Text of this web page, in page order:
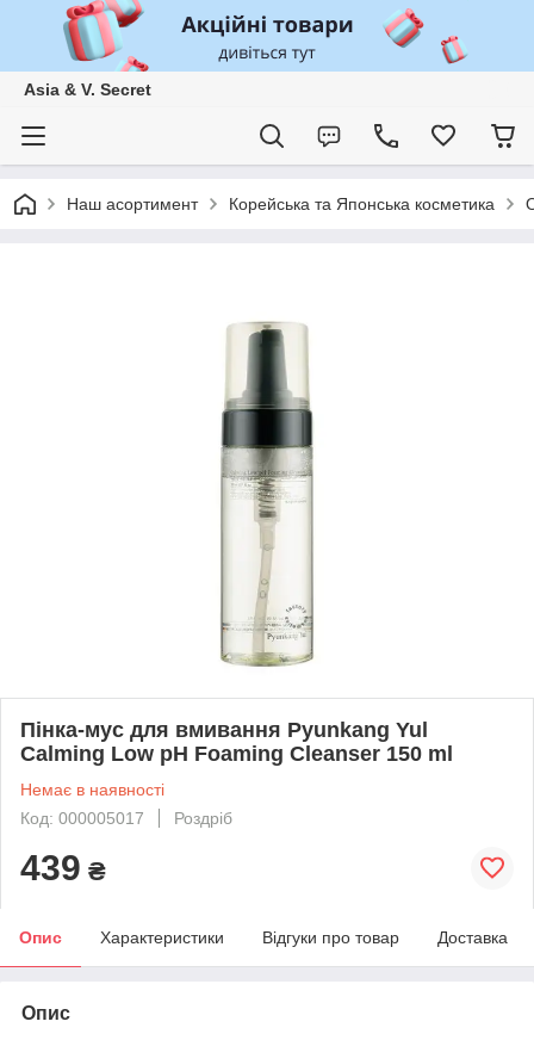
Asia & V. Secret
Наш асортимент Корейська та Японська косметика
Пінка-мус для вмивання Pyunkang Yul
Calming Low pH Foaming Cleanser 150 ml
Немає в наявності
Код: 000005017
Роздріб
439 ₴
Опис Характеристики Відгуки про товар Доставка
Опис